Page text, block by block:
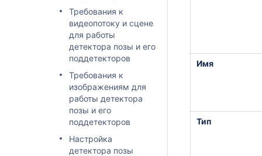
Требования к
видеопотоку и сцене
для работы
детектора позы и его
поддетекторов
Требования к
изображениям для
работы детектора
позы и его
поддетекторов
Настройка
детектора позы
Имя
Тип